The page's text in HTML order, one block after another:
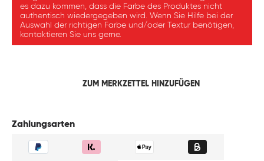
es dazu kommen, dass die Farbe des Produktes nicht
authentisch wiedergegeben wird. Wenn Sie Hilfe bei der
Auswahl der richtigen Farbe und/oder Textur benötigen,
kontaktieren Sie uns gerne.
ZUM MERKZETTEL HINZUFÜGEN
Zahlungsarten